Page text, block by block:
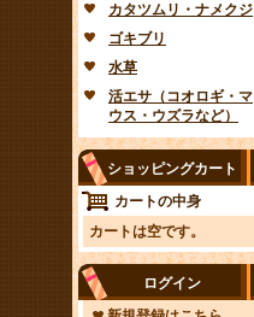
カタツムリ・ナメクジ
ゴキブリ
水草
活エサ（コオロギ・マ
ウス・ウズラなど）
ショッピングカート
カートの中身
カートは空です。
ログイン